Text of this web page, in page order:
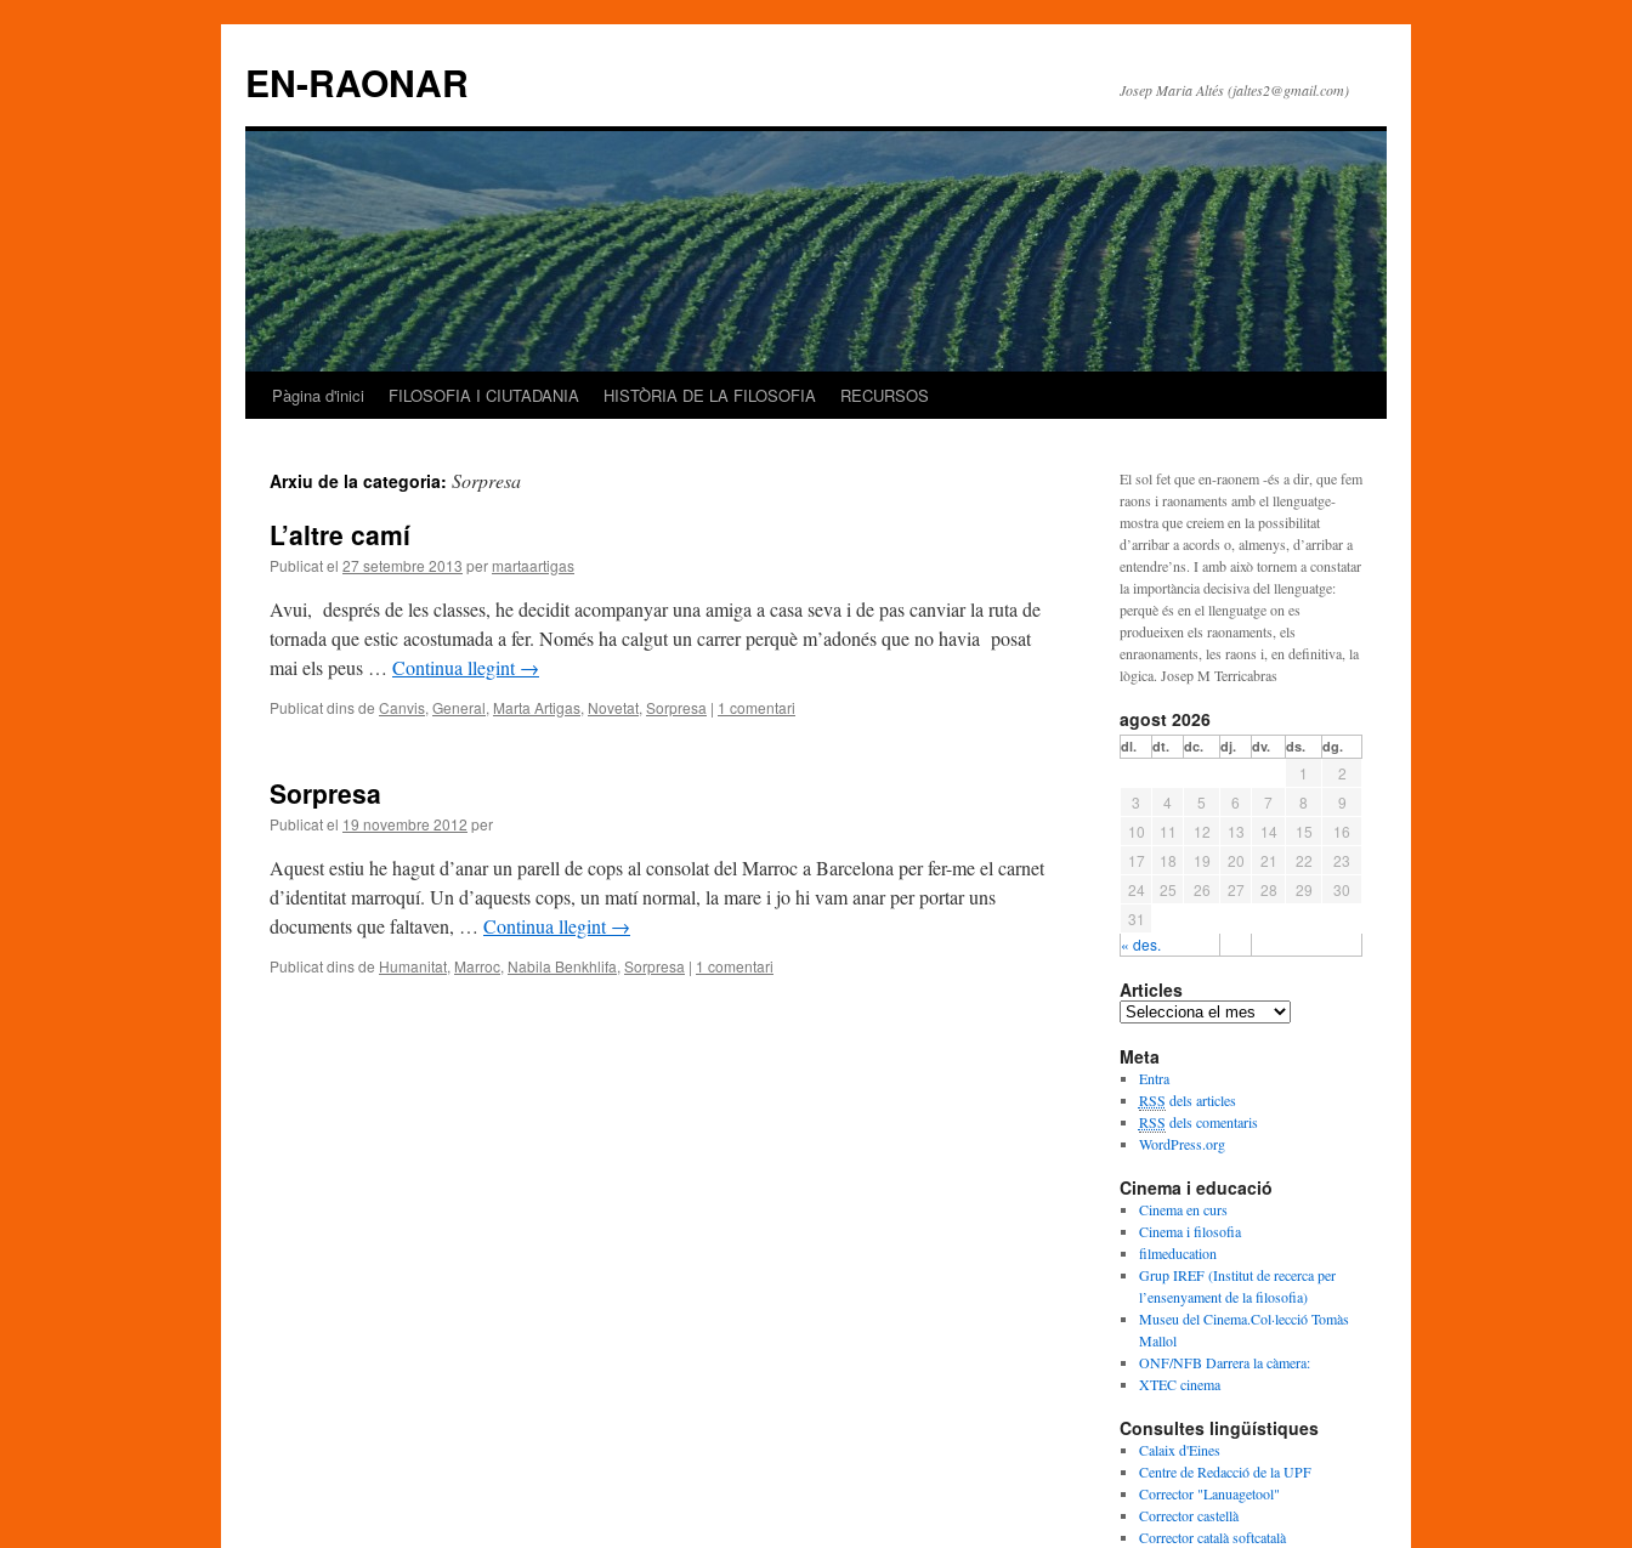
EN-RAONAR Josep Maria Altés (jaltes2@gmail.com)
Vés
contingut
Pàgina d'inici FILOSOFIA I CIUTADANIA HISTÒRIA DE LA FILOSOFIA RECURSOS
Arxiu de la categoria: Sorpresa
L’altre camí
Publicat el 27 setembre 2013 per martaartigas
Avui, després de les classes, he decidit acompanyar una amiga a casa seva i de pas canviar la ruta de
tornada que estic acostumada a fer. Només ha calgut un carrer perquè m’adonés que no havia posat
mai els peus … Continua llegint→
Publicat dins de Canvis, General, Marta Artigas, Novetat, Sorpresa | 1 comentari
Sorpresa
Publicat el 19 novembre 2012 per
Aquest estiu he hagut d’anar un parell de cops al consolat del Marroc a Barcelona per fer-me el carnet
d’identitat marroquí. Un d’aquests cops, un matí normal, la mare i jo hi vam anar per portar uns
documents que faltaven, … Continua llegint→
Publicat dins de Humanitat, Marroc, Nabila Benkhlifa, Sorpresa | 1 comentari
El sol fet que en-raonem -és a dir, que fem
raons i raonaments amb el llenguatge-
mostra que creiem en la possibilitat
d’arribar a acords o, almenys, d’arribar a
entendre’ns. I amb això tornem a constatar
la importància decisiva del llenguatge:
perquè és en el llenguatge on es
produeixen els raonaments, els
enraonaments, les raons i, en definitiva, la
lògica. Josep M Terricabras
agost 2026
dl. dt. dc. dj. dv. ds. dg.
« des.
1
2
3
4 5 6 7 8
9
10
11 12 13 14 15
16
17
18 19 20 21 22
23
24
25 26 27 28 29
30
31
Articles
A
t
i
c
l
e
Meta
Entra
RSS dels articles
RSS dels comentaris
WordPress.org
Cinema i educació
Cinema en curs
Cinema i filosofia
filmeducation
Grup IREF (Institut de recerca per
l’ensenyament de la filosofia)
Museu del Cinema.Col·lecció Tomàs
Mallol
ONF/NFB Darrera la càmera:
XTEC cinema
Consultes lingüístiques
Calaix d'Eines
Centre de Redacció de la UPF
Corrector "Lanuagetool"
Corrector castellà
Corrector català softcatalà